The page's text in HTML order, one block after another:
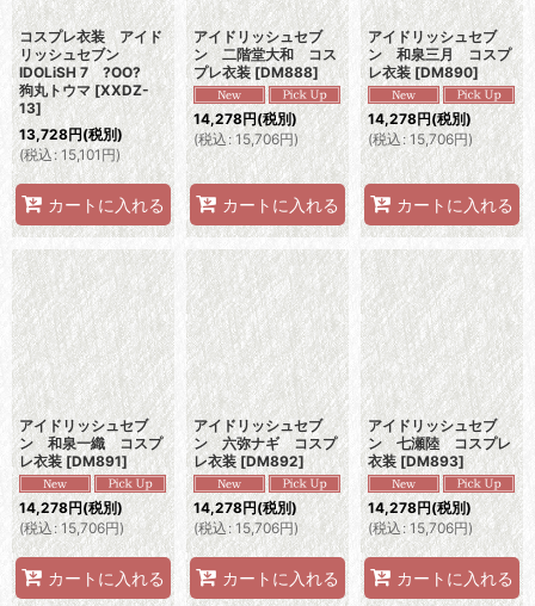
コスプレ衣装 アイド
リッシュセブン
IDOLiSH 7 ?OO?
狗丸トウマ [XXDZ-
13]
13,728円(税別)
(税込: 15,101円)
カートに入れる
アイドリッシュセブ
ン 二階堂大和 コス
プレ衣装 [DM888]
14,278円(税別)
(税込: 15,706円)
カートに入れる
アイドリッシュセブ
ン 和泉三月 コスプ
レ衣装 [DM890]
14,278円(税別)
(税込: 15,706円)
カートに入れる
アイドリッシュセブ
ン 和泉一織 コスプ
レ衣装 [DM891]
14,278円(税別)
(税込 : 15,706円)
カートに入れる
アイドリッシュセブ
ン 六弥ナギ コスプ
レ衣装 [DM892]
14,278円(税別)
(税込 : 15,706円)
カートに入れる
アイドリッシュセブ
ン 七瀬陸 コスプレ
衣装 [DM893]
14,278円(税別)
(税込: 15,706円)
カートに入れる